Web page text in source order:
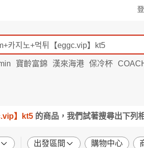
寶齡富錦 漢來海港 保冷杯
】kt5 的商品，我們試著搜尋出下列
出發區間 購物中心